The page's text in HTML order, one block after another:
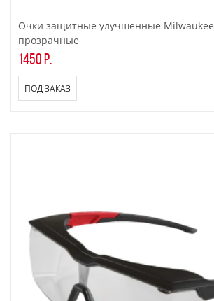
Очки защитные улучшенные Milwaukee
прозрачные
1450 р.
ПОД ЗАКАЗ